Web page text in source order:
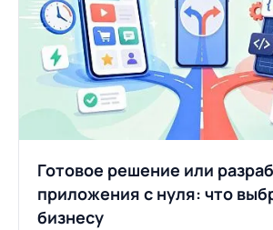
Готовое решение или
приложения с нуля: что
бизнесу